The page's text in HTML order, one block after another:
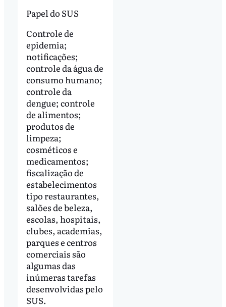
Papel do SUS
Controle de
epidemia;
notificações;
controle da água de
consumo humano;
controle da
dengue; controle
de alimentos;
produtos de
limpeza;
cosméticos e
medicamentos;
fiscalização de
estabelecimentos
tipo restaurantes,
salões de beleza,
escolas, hospitais,
clubes, academias,
parques e centros
comerciais são
algumas das
inúmeras tarefas
desenvolvidas pelo
SUS.